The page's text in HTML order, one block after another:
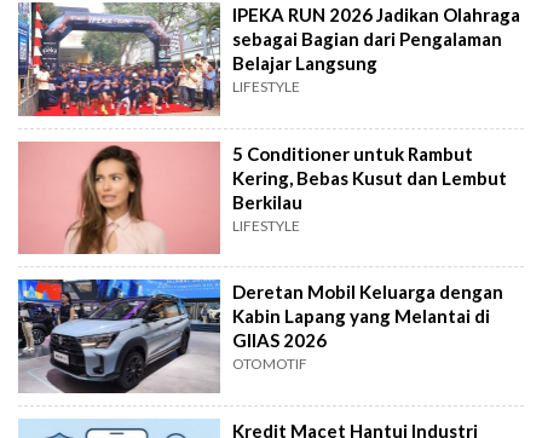
IPEKA RUN 2026 Jadikan Olahraga
sebagai Bagian dari Pengalaman
Belajar Langsung
LIFESTYLE
5 Conditioner untuk Rambut
Kering, Bebas Kusut dan Lembut
Berkilau
LIFESTYLE
Deretan Mobil Keluarga dengan
Kabin Lapang yang Melantai di
GIIAS 2026
OTOMOTIF
Kredit Macet Hantui Industri